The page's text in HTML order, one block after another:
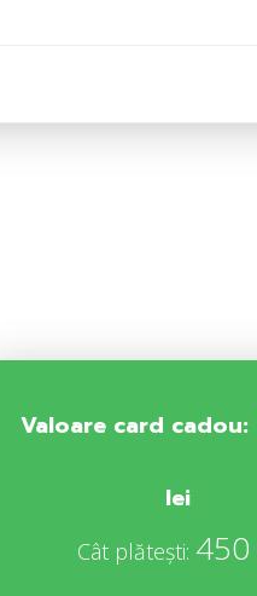
Valoare card cadou:
lei
Cât plătești: 450